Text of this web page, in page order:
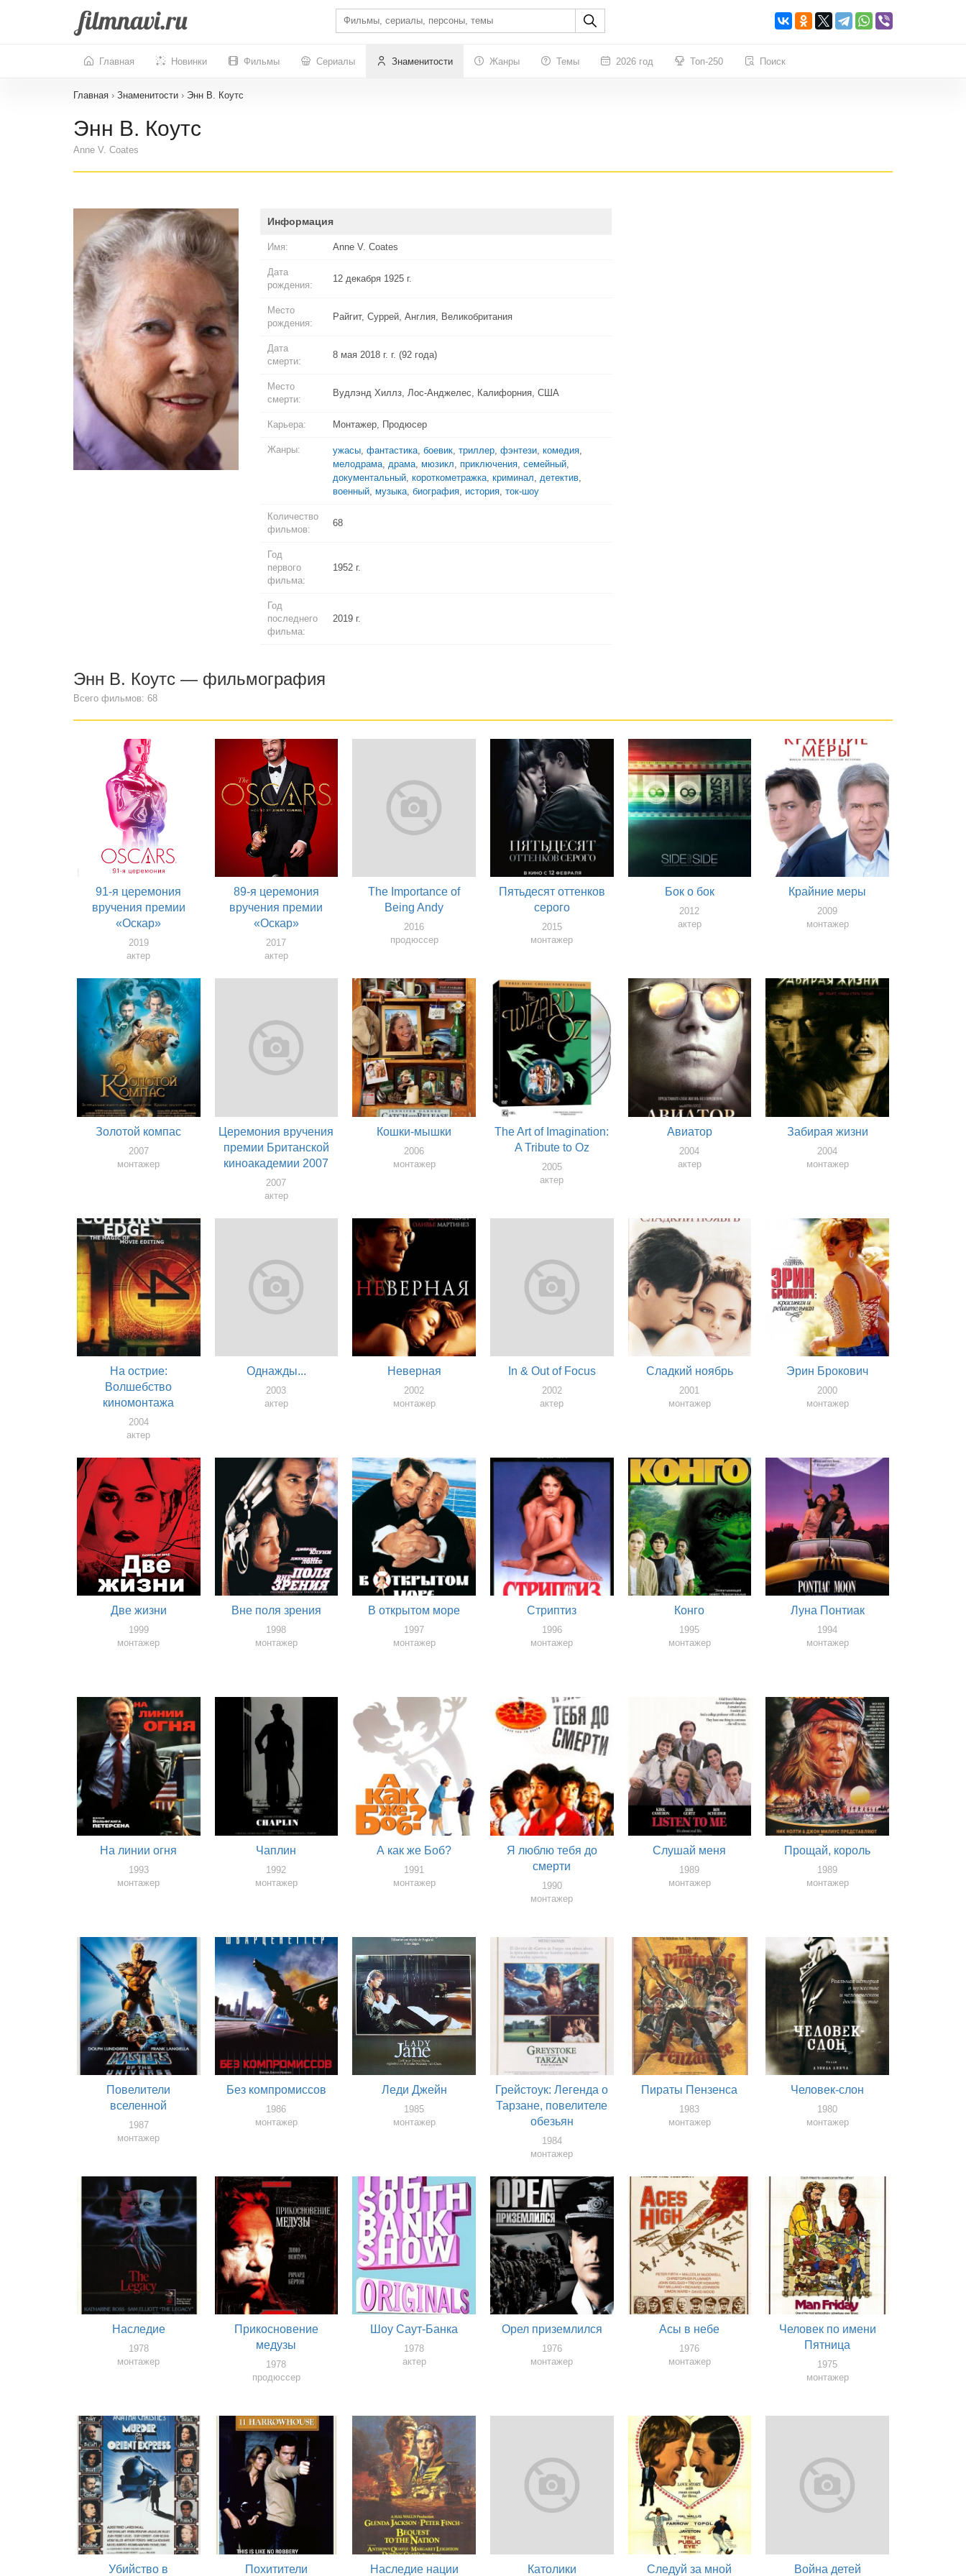
Главная Новинки Фильмы Сериалы Знаменитости Жанры Темы 2026 год Топ-250 Поиск
Главная › Знаменитости › Энн В. Коутс
Энн В. Коутс
Anne V. Coates
Информация
Имя: Anne V. Coates
Дата
рождения:
12 декабря 1925 г.
Место
рождения:
Райгит, Суррей, Англия, Великобритания
Дата
смерти:
8 мая 2018 г. г. (92 года)
Место
смерти:
Вудлэнд Хиллз, Лос-Анджелес, Калифорния, США
Карьера: Монтажер, Продюсер
Жанры: ужасы, фантастика, боевик, триллер, фэнтези, комедия,
мелодрама, драма, мюзикл, приключения, семейный,
документальный, короткометражка, криминал, детектив,
военный, музыка, биография, история, ток-шоу
Количество
фильмов:
68
Год
первого
фильма:
1952 г.
Год
последнего
фильма:
2019 г.
Энн В. Коутс — фильмография
Всего фильмов: 68
91-я церемония
вручения премии
«Оскар»
2019
актер
89-я церемония
вручения премии
«Оскар»
2017
актер
The Importance of
Being Andy
2016
продюссер
Пятьдесят оттенков
серого
2015
монтажер
Бок о бок
2012
актер
Крайние меры
2009
монтажер
Золотой компас
2007
монтажер
Церемония вручения
премии Британской
киноакадемии 2007
2007
актер
Кошки-мышки
2006
монтажер
The Art of Imagination:
A Tribute to Oz
2005
актер
Авиатор
2004
актер
Забирая жизни
2004
монтажер
На острие:
Волшебство
киномонтажа
2004
актер
Однажды...
2003
актер
Неверная
2002
монтажер
In & Out of Focus
2002
актер
Сладкий ноябрь
2001
монтажер
Эрин Брокович
2000
монтажер
Две жизни
1999
монтажер
Вне поля зрения
1998
монтажер
В открытом море
1997
монтажер
Стриптиз
1996
монтажер
Конго
1995
монтажер
Луна Понтиак
1994
монтажер
На линии огня
1993
монтажер
Чаплин
1992
монтажер
А как же Боб?
1991
монтажер
Я люблю тебя до
смерти
1990
монтажер
Слушай меня
1989
монтажер
Прощай, король
1989
монтажер
Повелители
вселенной
1987
монтажер
Без компромиссов
1986
монтажер
Леди Джейн
1985
монтажер
Грейстоук: Легенда о
Тарзане, повелителе
обезьян
1984
монтажер
Пираты Пензенса
1983
монтажер
Человек-слон
1980
монтажер
Наследие
1978
монтажер
Прикосновение
медузы
1978
продюссер
Шоу Саут-Банка
1978
актер
Орел приземлился
1976
монтажер
Асы в небе
1976
монтажер
Человек по имени
Пятница
1975
монтажер
Убийство в Похитители Наследие нации Католики Следуй за мной Война детей